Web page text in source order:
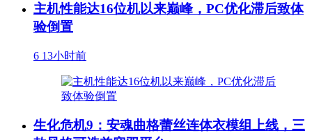
主机性能达16位机以来巅峰，PC优化滞后致体
验倒置
6 13小时前
生化危机9：安魂曲格蕾丝连体衣模组上线，三